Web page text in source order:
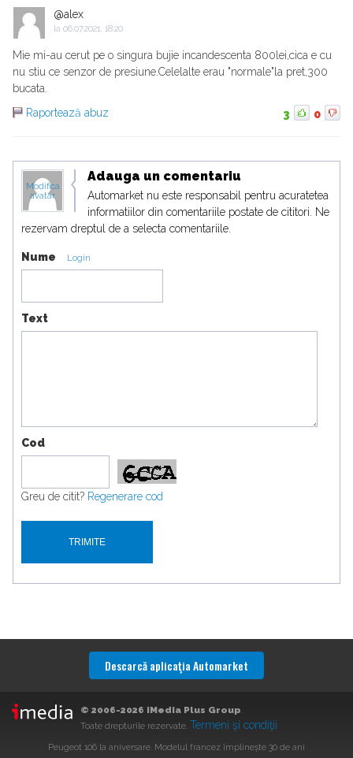
@alex
la 06.07.2021, 18:20
Mie mi-au cerut pe o singura bujie incandescenta 800lei,cica e cu
nu stiu ce senzor de presiune.Celelalte erau "normale"la pret,300
bucata.
Raportează abuz
3 0
Modifica
avatar
Adauga un comentariu
Automarket nu este responsabil pentru acuratetea
informatiilor din comentariile postate de cititori. Ne
rezervam dreptul de a selecta comentariile.
Nume Login
Text
Cod
Greu de citit? Regenerare cod
Descarcă aplicaţia Automarket
© 2006-2026 iMedia Plus Group.
Toate drepturile rezervate. Termeni şi condiţii
Peugeot 106 la aniversare. Modelul francez împlinește 30 de ani